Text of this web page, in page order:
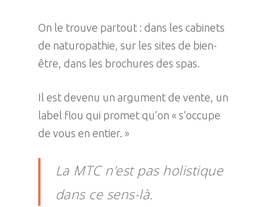
On le trouve partout : dans les cabinets
de naturopathie, sur les sites de bien-
être, dans les brochures des spas.
Il est devenu un argument de vente, un
label flou qui promet qu’on « s’occupe
de vous en entier. »
La MTC n’est pas holistique
dans ce sens-là.